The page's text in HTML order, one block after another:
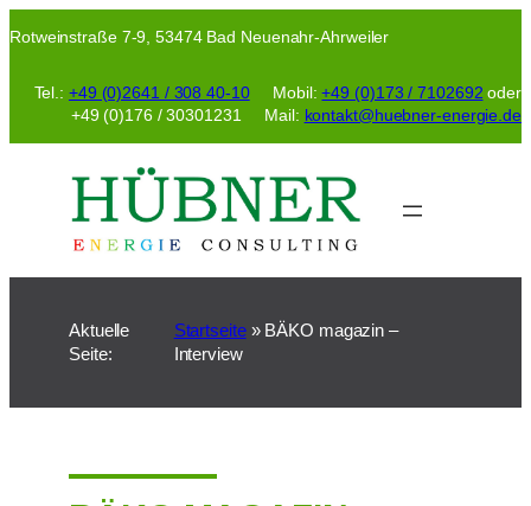
Inhalt
Rotweinstraße 7-9, 53474 Bad Neuenahr-Ahrweiler
Tel.: +49 (0)2641 / 308 40-10Mobil:+49 (0)173 / 7102692 oder
+49 (0)176 / 30301231 Mail: kontakt@huebner-energie.de
Aktuelle
Seite:
Startseite» BÄKO magazin –
Interview